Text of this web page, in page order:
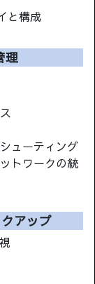
と構成
理
ューティング
トワークの統
アップ